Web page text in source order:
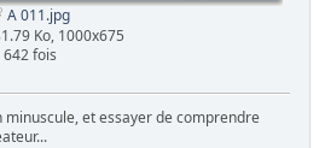
A 011.jpg
Ko, 1000x675
642 fois
et essayer de comprendre